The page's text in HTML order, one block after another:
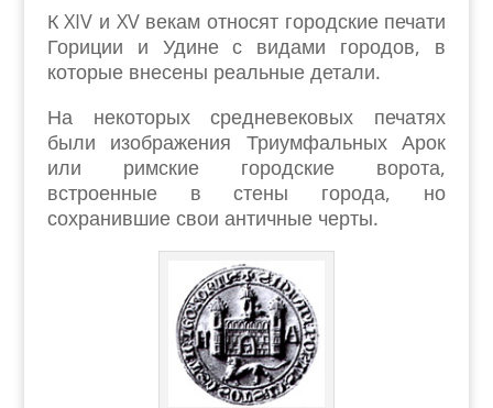
К XIV и XV векам относят городские печати
Гориции и Удине с видами городов, в
которые внесены реальные детали.
На некоторых средневековых печатях
были изображения Триумфальных Арок
или римские городские ворота,
встроенные в стены города, но
сохранившие свои античные черты.